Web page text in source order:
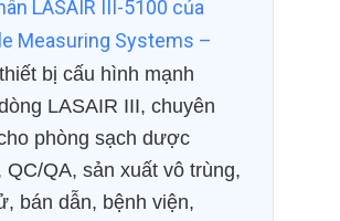
LASAIR III-5100 của
Measuring Systems –
bị cấu hình mạnh
LASAIR III, chuyên
phòng sạch dược
QC/QA, sản xuất vô trùng,
bán dẫn, bệnh viện,